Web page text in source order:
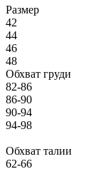
Размер
42
44
46
48
Обхват груди
82-86
86-90
90-94
94-98
Обхват талии
62-66